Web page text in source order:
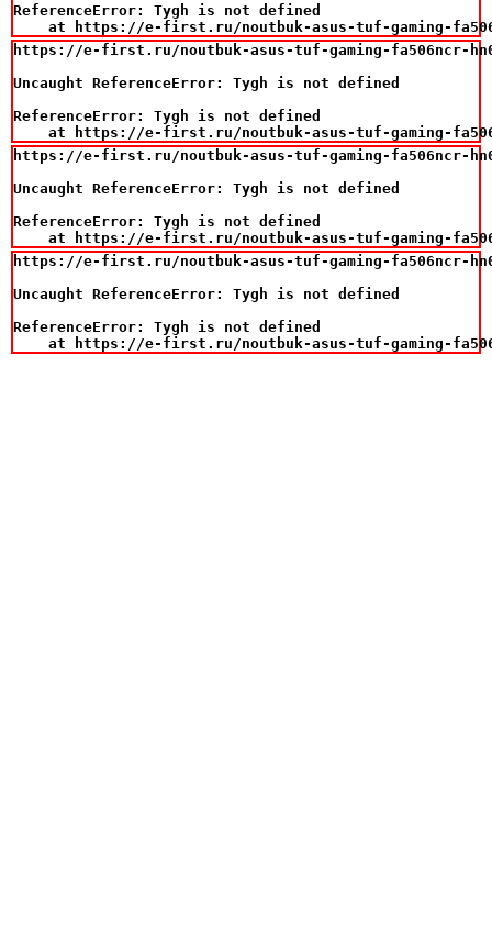
ReferenceError: Tygh is not defined
at https://e-first.ru/noutbuk-asus-tuf-gaming-
https://e-first.ru/noutbuk-asus-tuf-gaming-fa506ncr-
Uncaught ReferenceError: Tygh is not defined
ReferenceError: Tygh is not defined
at https://e-first.ru/noutbuk-asus-tuf-gaming-
https://e-first.ru/noutbuk-asus-tuf-gaming-fa506ncr-
Uncaught ReferenceError: Tygh is not defined
ReferenceError: Tygh is not defined
at https://e-first.ru/noutbuk-asus-tuf-gaming-
https://e-first.ru/noutbuk-asus-tuf-gaming-fa506ncr-
Uncaught ReferenceError: Tygh is not defined
ReferenceError: Tygh is not defined
at https://e-first.ru/noutbuk-asus-tuf-gaming-